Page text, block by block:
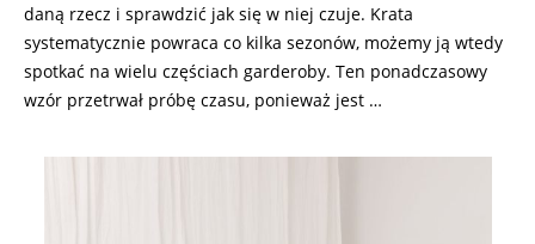
daną rzecz i sprawdzić jak się w niej czuje. Krata
systematycznie powraca co kilka sezonów, możemy ją wtedy
spotkać na wielu częściach garderoby. Ten ponadczasowy
wzór przetrwał próbę czasu, ponieważ jest …